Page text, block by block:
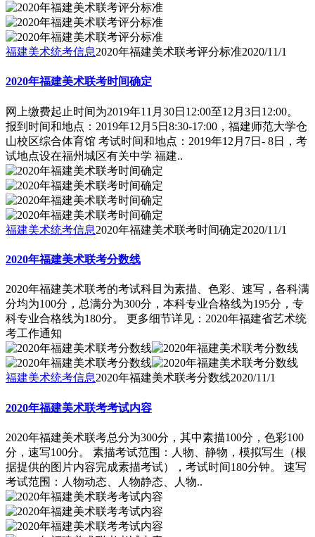
福建美术统考信息2020年福建美术联考评分标准2020/11/1
2020年福建美术联考时间确定
网上缴费起止时间为2019年11月30日12:00至12月3日12:00。
报到时间和地点：2019年12月5日8:30-17:00，福建师范大学仓
山校区综合体育馆 考试时间和地点：2019年12月7日- 8日，考
试地点设在福州城区有关中学 福建..
福建美术统考信息2020年福建美术联考时间确定2020/11/1
2020年福建美术联考分数线
2020年福建美术联考的考试科目为素描、色彩、速写，各科满
分均为100分，总满分为300分，本科专业合格线为195分，专
科专业合格线为180分。 更多细节详见：2020年福建省艺术统
考工作通知
福建美术统考信息2020年福建美术联考分数线2020/11/1
2020年福建美术联考考试内容
2020年福建美术联考总分为300分，其中素描100分，色彩100
分，速写100分。 素描考试范围：人物、静物，模拟写生（根
据提供的图片内容完成素描考试），考试时间180分钟。 速写
考试范围：人物动态、人物静态、人物..